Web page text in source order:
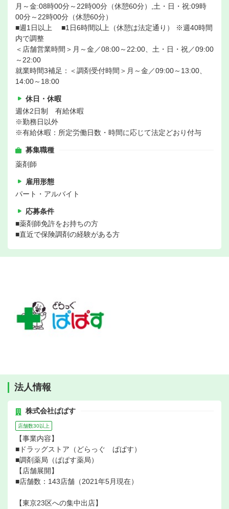
月～金:08時00分～22時00分（休憩60分）,土・日・祝:09時
00分～22時00分（休憩60分）
■週1日以上 ■1日6時間以上（休憩は法定通り） ※週40時間
内で調整
＜店舗営業時間＞月～金／08:00～22:00、土・日・祝／09:00
～22:00
就業時間3補足：＜調剤受付時間＞月～金／09:00～13:00、
14:00～18:00
休日・休暇
週休2日制 有給休暇
※勤務日以外
※有給休暇：所定労働日数・時間に応じて法定どおり付与
募集職種
薬剤師
雇用形態
パート・アルバイト
応募条件
■薬剤師免許をお持ちの方
■直近で保険調剤の経験がある方
法人情報
株式会社ぱぱす
店舗数30以上
【事業内容】
■ドラッグストア（どらっぐ ぱぱす）
■調剤薬局（ぱぱす薬局）
【店舗展開】
■店舗数：143店舗（2021年5月現在）
【東京23区への集中出店】